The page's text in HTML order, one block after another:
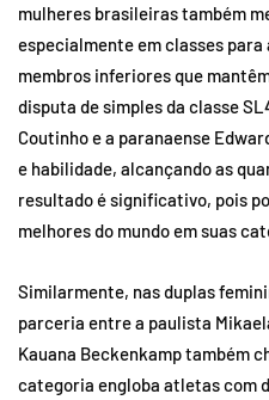
mulheres brasileiras também
especialmente em classes
membros inferiores que
disputa de simples da classe
Coutinho e a paranaense
e habilidade, alcançando as
resultado é significativo, pois
melhores do mundo em suas
Similarmente, nas duplas
parceria entre a paulista
Kauana Beckenkamp também
categoria engloba atletas com